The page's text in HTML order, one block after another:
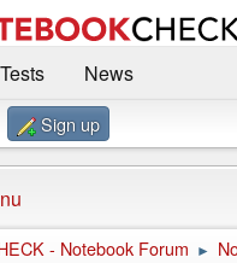
Tests
News
/ Technik
Sign up
- Notebook Forum ►